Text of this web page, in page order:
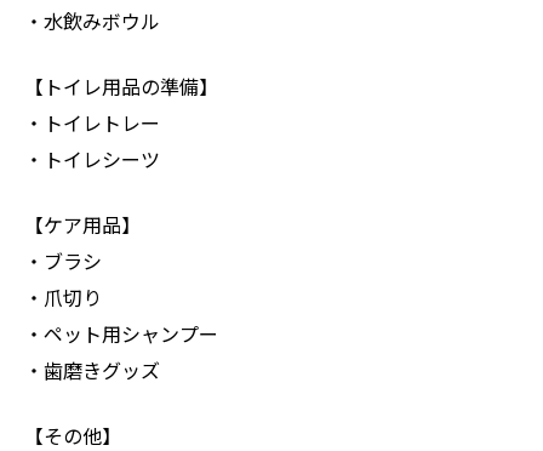
・水飲みボウル
【トイレ用品の準備】
・トイレトレー
・トイレシーツ
【ケア用品】
・ブラシ
・爪切り
・ペット用シャンプー
・歯磨きグッズ
【その他】